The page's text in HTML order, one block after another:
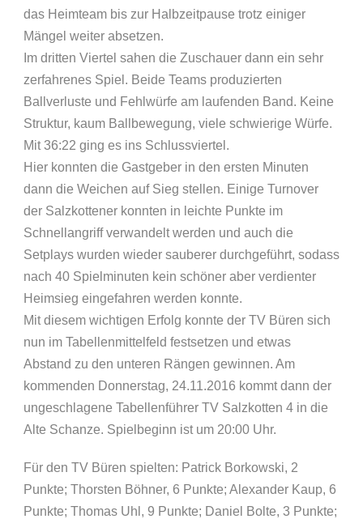
das Heimteam bis zur Halbzeitpause trotz einiger
Mängel weiter absetzen.
Im dritten Viertel sahen die Zuschauer dann ein sehr
zerfahrenes Spiel. Beide Teams produzierten
Ballverluste und Fehlwürfe am laufenden Band. Keine
Struktur, kaum Ballbewegung, viele schwierige Würfe.
Mit 36:22 ging es ins Schlussviertel.
Hier konnten die Gastgeber in den ersten Minuten
dann die Weichen auf Sieg stellen. Einige Turnover
der Salzkottener konnten in leichte Punkte im
Schnellangriff verwandelt werden und auch die
Setplays wurden wieder sauberer durchgeführt, sodass
nach 40 Spielminuten kein schöner aber verdienter
Heimsieg eingefahren werden konnte.
Mit diesem wichtigen Erfolg konnte der TV Büren sich
nun im Tabellenmittelfeld festsetzen und etwas
Abstand zu den unteren Rängen gewinnen. Am
kommenden Donnerstag, 24.11.2016 kommt dann der
ungeschlagene Tabellenführer TV Salzkotten 4 in die
Alte Schanze. Spielbeginn ist um 20:00 Uhr.
Für den TV Büren spielten: Patrick Borkowski, 2
Punkte; Thorsten Böhner, 6 Punkte; Alexander Kaup, 6
Punkte; Thomas Uhl, 9 Punkte; Daniel Bolte, 3 Punkte;